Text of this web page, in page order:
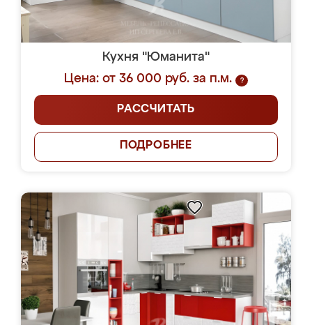
Кухня "Юманита"
Цена: от 36 000 руб. за п.м.
?
РАССЧИТАТЬ
ПОДРОБНЕЕ